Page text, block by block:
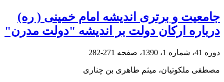
جامعیت و برتری اندیشه امام خمینی ( ره)
درباره ارکان دولت بر اندیشه "دولت مدرن"
دوره 41، شماره 1، 1390، صفحه 271-282
مصطفی ملکوتیان، میثم طاهری بن چناری